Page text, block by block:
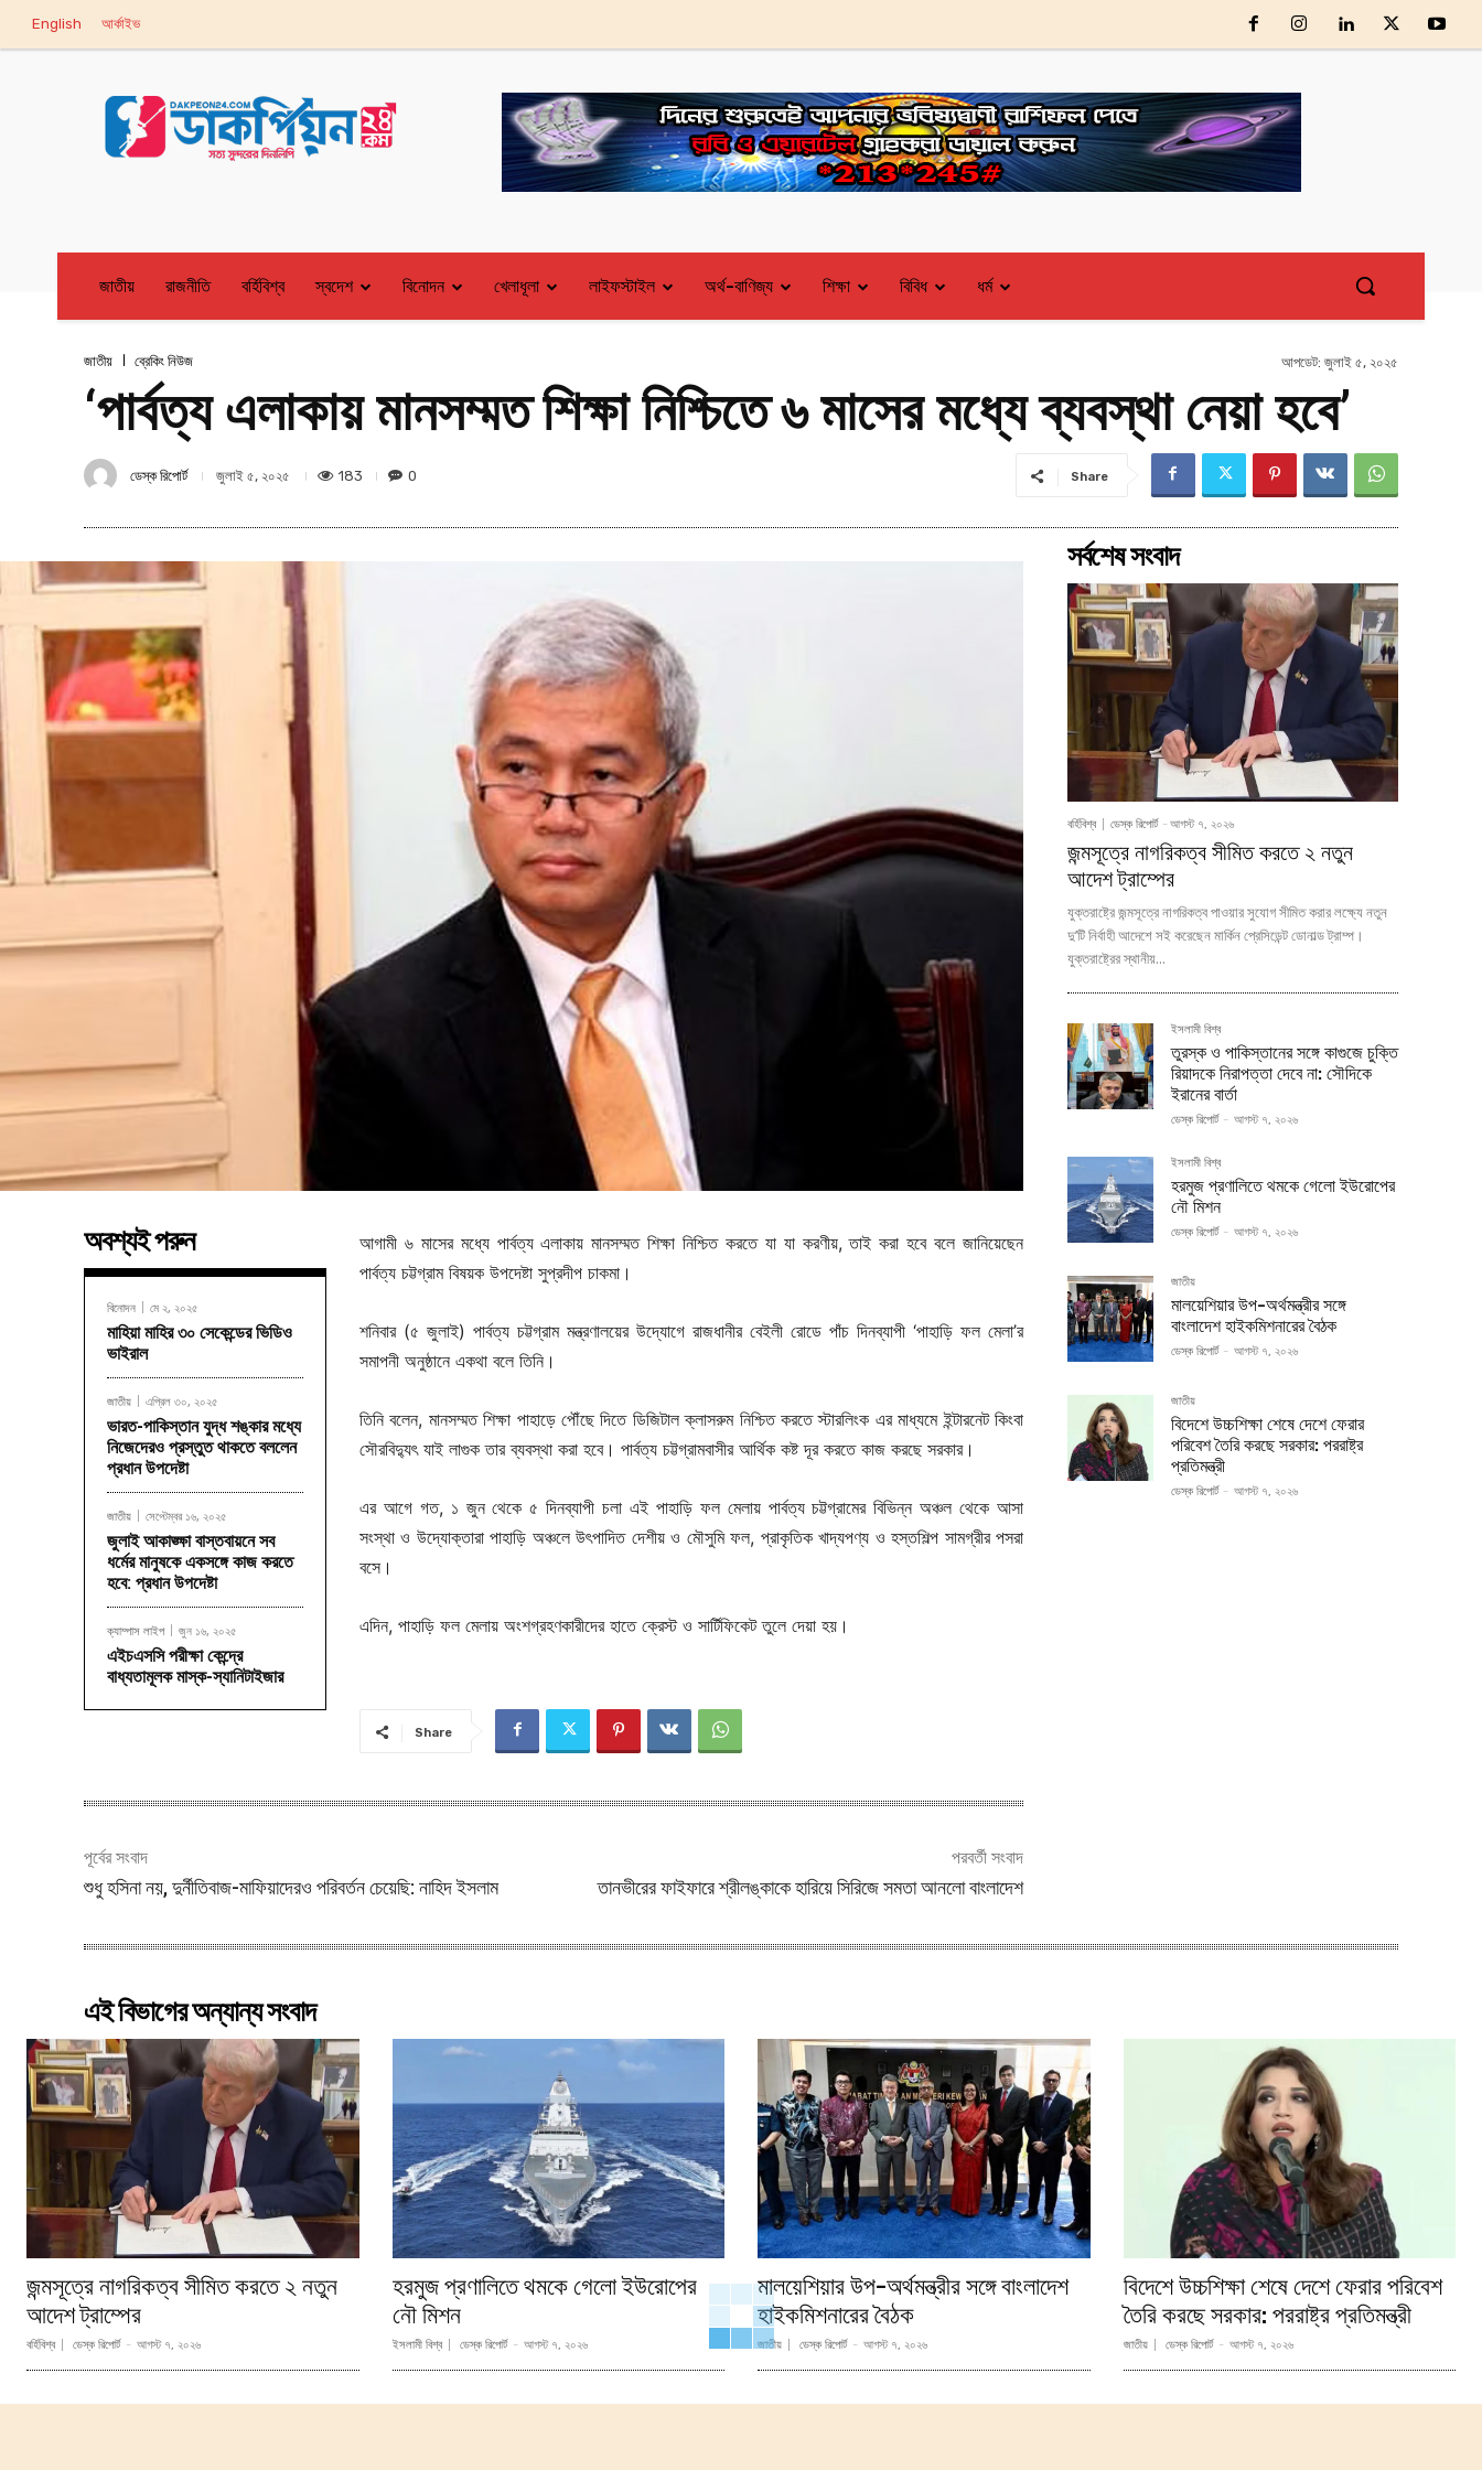
English আর্কাইভ
জাতীয় রাজনীতি বর্হিবিশ্ব স্বদেশ বিনোদন খেলাধূলা লাইফস্টাইল অর্থ-বাণিজ্য শিক্ষা বিবিধ ধর্ম
জাতীয় ব্রেকিং নিউজ আপডেট: জুলাই ৫, ২০২৫
‘পার্বত্য এলাকায় মানসম্মত শিক্ষা নিশ্চিতে ৬ মাসের মধ্যে ব্যবস্থা নেয়া হবে’
ডেস্ক রিপোর্ট জুলাই ৫, ২০২৫ 183 0 Share
অবশ্যই পরুন
বিনোদন মে ২, ২০২৫
মাহিয়া মাহির ৩০ সেকেন্ডের ভিডিও
ভাইরাল
জাতীয় এপ্রিল ৩০, ২০২৫
ভারত-পাকিস্তান যুদ্ধ শঙ্কার মধ্যে
নিজেদেরও প্রস্তুত থাকতে বললেন
প্রধান উপদেষ্টা
জাতীয় সেপ্টেম্বর ১৬, ২০২৫
জুলাই আকাঙ্ক্ষা বাস্তবায়নে সব
ধর্মের মানুষকে একসঙ্গে কাজ করতে
হবে: প্রধান উপদেষ্টা
ক্যাম্পাস লাইপ জুন ১৬, ২০২৫
এইচএসসি পরীক্ষা কেন্দ্রে
বাধ্যতামূলক মাস্ক-স্যানিটাইজার
আগামী ৬ মাসের মধ্যে পার্বত্য এলাকায় মানসম্মত শিক্ষা নিশ্চিত করতে যা যা করণীয়, তাই করা হবে বলে জানিয়েছেন
পার্বত্য চট্টগ্রাম বিষয়ক উপদেষ্টা সুপ্রদীপ চাকমা।
শনিবার (৫ জুলাই) পার্বত্য চট্টগ্রাম মন্ত্রণালয়ের উদ্যোগে রাজধানীর বেইলী রোডে পাঁচ দিনব্যাপী ‘পাহাড়ি ফল মেলা’র
সমাপনী অনুষ্ঠানে একথা বলে তিনি।
তিনি বলেন, মানসম্মত শিক্ষা পাহাড়ে পৌঁছে দিতে ডিজিটাল ক্লাসরুম নিশ্চিত করতে স্টারলিংক এর মাধ্যমে ইন্টারনেট কিংবা
সৌরবিদ্যুৎ যাই লাগুক তার ব্যবস্থা করা হবে। পার্বত্য চট্টগ্রামবাসীর আর্থিক কষ্ট দূর করতে কাজ করছে সরকার।
এর আগে গত, ১ জুন থেকে ৫ দিনব্যাপী চলা এই পাহাড়ি ফল মেলায় পার্বত্য চট্টগ্রামের বিভিন্ন অঞ্চল থেকে আসা
সংস্থা ও উদ্যোক্তারা পাহাড়ি অঞ্চলে উৎপাদিত দেশীয় ও মৌসুমি ফল, প্রাকৃতিক খাদ্যপণ্য ও হস্তশিল্প সামগ্রীর পসরা
বসে।
এদিন, পাহাড়ি ফল মেলায় অংশগ্রহণকারীদের হাতে ক্রেস্ট ও সার্টিফিকেট তুলে দেয়া হয়।
Share
পূর্বের সংবাদ
শুধু হসিনা নয়, দুর্নীতিবাজ-মাফিয়াদেরও পরিবর্তন চেয়েছি: নাহিদ ইসলাম
পরবর্তী সংবাদ
তানভীরের ফাইফারে শ্রীলঙ্কাকে হারিয়ে সিরিজে সমতা আনলো বাংলাদেশ
সর্বশেষ সংবাদ
বর্হিবিশ্ব ডেস্ক রিপোর্ট - আগস্ট ৭, ২০২৬
জন্মসূত্রে নাগরিকত্ব সীমিত করতে ২ নতুন
আদেশ ট্রাম্পের
যুক্তরাষ্ট্রে জন্মসূত্রে নাগরিকত্ব পাওয়ার সুযোগ সীমিত করার লক্ষ্যে নতুন
দু’টি নির্বাহী আদেশে সই করেছেন মার্কিন প্রেসিডেন্ট ডোনাল্ড ট্রাম্প।
যুক্তরাষ্ট্রের স্থানীয়...
ইসলামী বিশ্ব
তুরস্ক ও পাকিস্তানের সঙ্গে কাগুজে চুক্তি
রিয়াদকে নিরাপত্তা দেবে না: সৌদিকে
ইরানের বার্তা
ডেস্ক রিপোর্ট - আগস্ট ৭, ২০২৬
ইসলামী বিশ্ব
হরমুজ প্রণালিতে থমকে গেলো ইউরোপের
নৌ মিশন
ডেস্ক রিপোর্ট - আগস্ট ৭, ২০২৬
জাতীয়
মালয়েশিয়ার উপ-অর্থমন্ত্রীর সঙ্গে
বাংলাদেশ হাইকমিশনারের বৈঠক
ডেস্ক রিপোর্ট - আগস্ট ৭, ২০২৬
জাতীয়
বিদেশে উচ্চশিক্ষা শেষে দেশে ফেরার
পরিবেশ তৈরি করছে সরকার: পররাষ্ট্র
প্রতিমন্ত্রী
ডেস্ক রিপোর্ট - আগস্ট ৭, ২০২৬
এই বিভাগের অন্যান্য সংবাদ
জন্মসূত্রে নাগরিকত্ব সীমিত করতে ২ নতুন
আদেশ ট্রাম্পের
বর্হিবিশ্ব ডেস্ক রিপোর্ট - আগস্ট ৭, ২০২৬
হরমুজ প্রণালিতে থমকে গেলো ইউরোপের
নৌ মিশন
ইসলামী বিশ্ব ডেস্ক রিপোর্ট - আগস্ট ৭, ২০২৬
মালয়েশিয়ার উপ-অর্থমন্ত্রীর সঙ্গে বাংলাদেশ
হাইকমিশনারের বৈঠক
জাতীয় ডেস্ক রিপোর্ট - আগস্ট ৭, ২০২৬
বিদেশে উচ্চশিক্ষা শেষে দেশে ফেরার পরিবেশ
তৈরি করছে সরকার: পররাষ্ট্র প্রতিমন্ত্রী
জাতীয় ডেস্ক রিপোর্ট - আগস্ট ৭, ২০২৬